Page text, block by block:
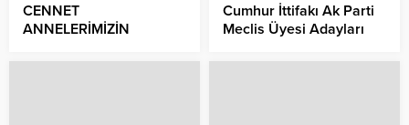
CENNET
ANNELERİMİZİN
Cumhur İttifakı Ak Parti
Meclis Üyesi Adayları